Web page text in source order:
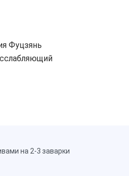
Фуцзянь
на 2-3 заварки